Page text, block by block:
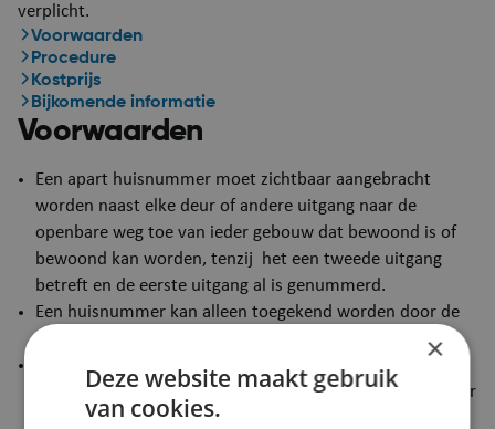
verplicht.
Voorwaarden
Procedure
Kostprijs
Bijkomende informatie
Voorwaarden
Een apart huisnummer moet zichtbaar aangebracht
worden naast elke deur of andere uitgang naar de
openbare weg toe van ieder gebouw dat bewoond is of
bewoond kan worden, tenzij het een tweede uitgang
betreft en de eerste uitgang al is genummerd.
Een huisnummer kan alleen toegekend worden door de
gemeente.
Garages, hangars, schuren en andere bijgebouwen horen
bij het hoofdgebouw en krijgen geen huisnummer. Zijn er
verschillende wooneenheden in 1 gebouw, bijvoorbeeld
×
Deze website maakt gebruik
van cookies.